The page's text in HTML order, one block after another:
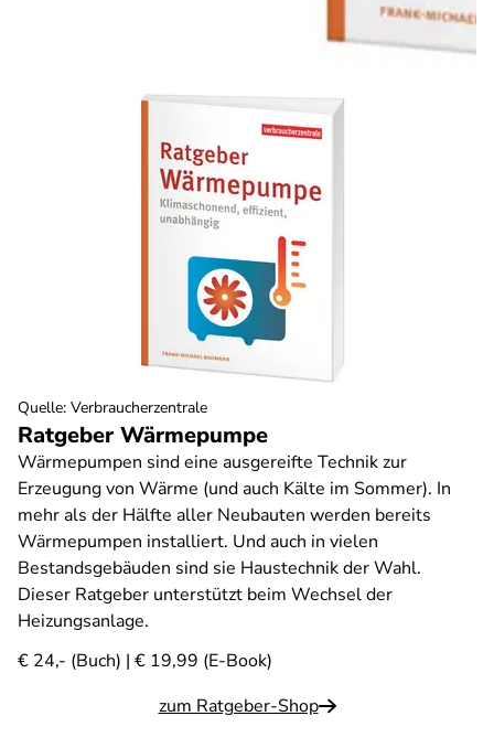
Ratgeber Wärmepumpe
Wärmepumpen sind eine ausgereifte Technik zur
Erzeugung von Wärme (und auch Kälte im Sommer). In
mehr als der Hälfte aller Neubauten werden bereits
Wärmepumpen installiert. Und auch in vielen
Bestandsgebäuden sind sie Haustechnik der Wahl.
Dieser Ratgeber unterstützt beim Wechsel der
Heizungsanlage.
€ 24,- (Buch) | € 19,99 (E-Book)
zum Ratgeber-Shop
Quelle: Verbraucherzentrale